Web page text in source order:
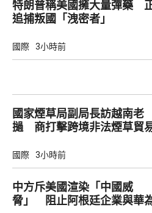
特朗普稱美國擁大量彈藥
追捕叛國「洩密者」
國際 3小時前
國家煙草局副局長訪越南老
撾 商打擊跨境非法煙草貿
國際 3小時前
中方斥美國渲染「中國威
脅」 阻止阿根廷企業與華